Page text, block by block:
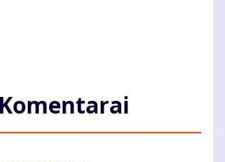
Komentarai